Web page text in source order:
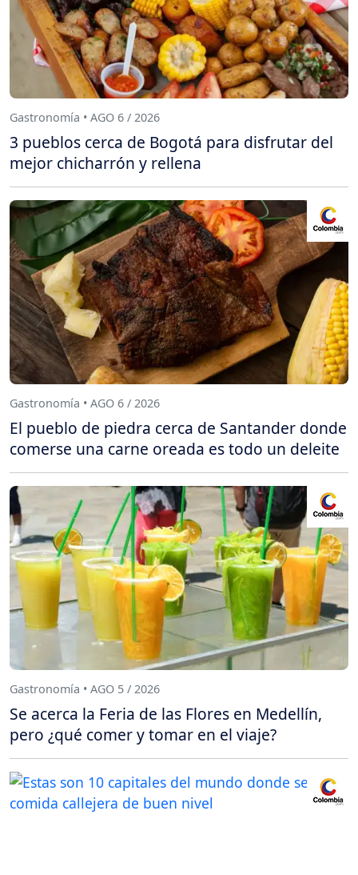
Gastronomía • AGO 6 / 2026
3 pueblos cerca de Bogotá para disfrutar del
mejor chicharrón y rellena
Gastronomía • AGO 6 / 2026
El pueblo de piedra cerca de Santander donde
comerse una carne oreada es todo un deleite
Gastronomía • AGO 5 / 2026
Se acerca la Feria de las Flores en Medellín,
pero ¿qué comer y tomar en el viaje?